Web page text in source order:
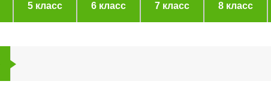
5 класс 6 класс 7 класс 8 класс